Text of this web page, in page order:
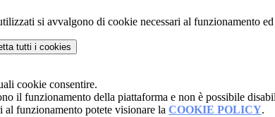
si avvalgono di cookie necessari al funzionamento
tutti i cookies
cookie consentire.
il funzionamento della piattaforma e non è possibile
al funzionamento potete visionare la COOKIE POLICY.